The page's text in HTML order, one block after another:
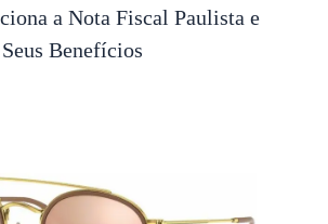
a Nota Fiscal Paulista e
Benefícios